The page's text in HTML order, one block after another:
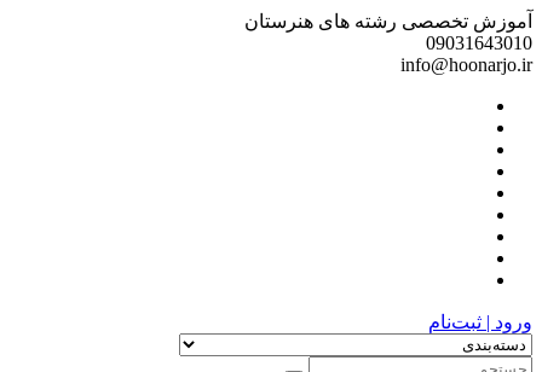
آموزش تخصصی رشته های هنرستان
09031643010
info@hoonarjo.ir
ورود | ثبت‌نام